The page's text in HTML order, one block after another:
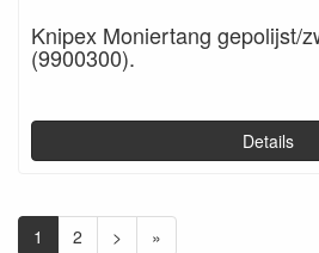
Knipex Moniertang gepolijst/
(9900300).
Details
1 2 > »